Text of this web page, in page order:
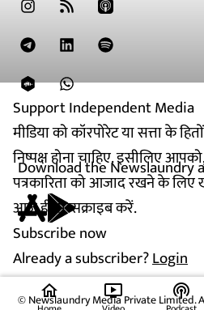
Support Independent Media
मीडिया को कॉरपोरेट या सत्ता के
निष्पक्ष होना चाहिए. इसीलिए
पत्रकारिता को आजाद रखने के
आज ही सब्सक्राइब करें.
Subscribe now
Already a subscriber?Login
Download the Newslaundry
© Newslaundry Media Private Limited.
home ondemand_video podcasts